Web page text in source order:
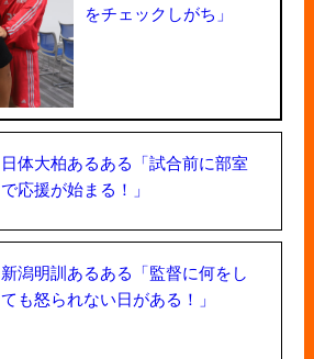
をチェックしがち」
日体大柏あるある「試合前に部室
で応援が始まる！」
新潟明訓あるある「監督に何をし
ても怒られない日がある！」